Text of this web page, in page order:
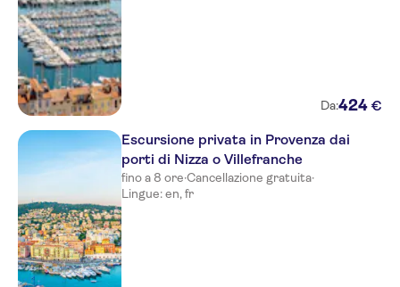
Da:424 €
Escursione privata in Provenza dai
porti di Nizza o Villefranche
fino a 8 ore·Cancellazione gratuita·
Lingue: en, fr